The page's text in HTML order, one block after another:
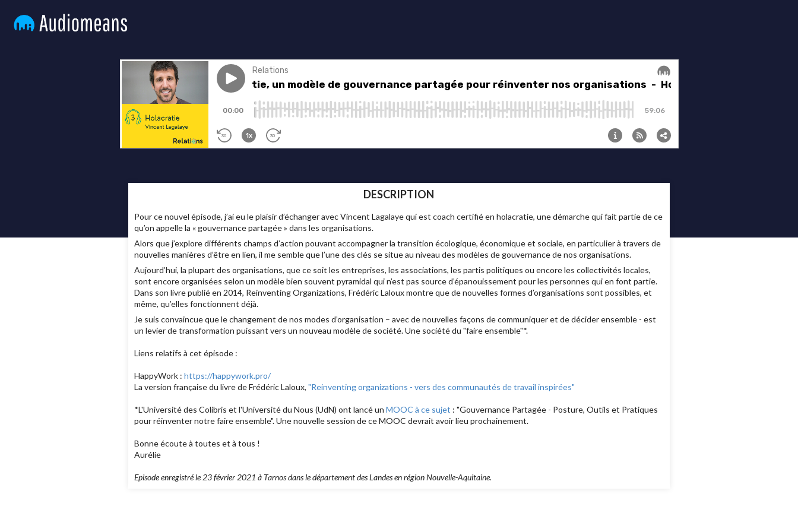
DESCRIPTION
Pour ce nouvel épisode, j’ai eu le plaisir d’échanger avec Vincent Lagalaye qui est coach certifié en holacratie, une démarche qui fait partie de ce
qu’on appelle la « gouvernance partagée » dans les organisations.
Alors que j’explore différents champs d’action pouvant accompagner la transition écologique, économique et sociale, en particulier à travers de
nouvelles manières d’être en lien, il me semble que l’une des clés se situe au niveau des modèles de gouvernance de nos organisations.
Aujourd’hui, la plupart des organisations, que ce soit les entreprises, les associations, les partis politiques ou encore les collectivités locales,
sont encore organisées selon un modèle bien souvent pyramidal qui n’est pas source d’épanouissement pour les personnes qui en font partie.
Dans son livre publié en 2014, Reinventing Organizations, Frédéric Laloux montre que de nouvelles formes d’organisations sont possibles, et
même, qu’elles fonctionnent déjà.
Je suis convaincue que le changement de nos modes d’organisation – avec de nouvelles façons de communiquer et de décider ensemble - est
un levier de transformation puissant vers un nouveau modèle de société. Une société du "faire ensemble"*.
Liens relatifs à cet épisode :
HappyWork : https://happywork.pro/
La version française du livre de Frédéric Laloux, "Reinventing organizations - vers des communautés de travail inspirées"
*L'Université des Colibris et l'Université du Nous (UdN) ont lancé un MOOC à ce sujet : "Gouvernance Partagée - Posture, Outils et Pratiques
pour réinventer notre faire ensemble". Une nouvelle session de ce MOOC devrait avoir lieu prochainement.
Bonne écoute à toutes et à tous !
Aurélie
Episode enregistré le 23 février 2021 à Tarnos dans le département des Landes en région Nouvelle-Aquitaine.